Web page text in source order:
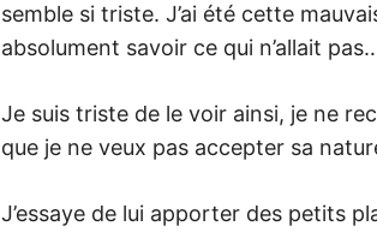
semble si triste. J’ai été cette
absolument savoir ce qui n’allait
Je suis triste de le voir ainsi, je ne
que je ne veux pas accepter sa
J’essaye de lui apporter des petits